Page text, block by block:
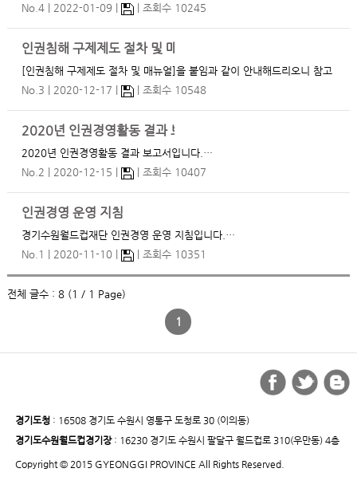
No.4
2022-01-09 조회수 10245
인권침해 구제제도 절차 및 매뉴얼
[인권침해 구제제도 절차 및 매뉴얼]을 붙임과 같이 안내해드리오니 참고
하시길 바랍니다. ※ 인권이 침해당했거나 타인이 침해당한 사실을 알
No.3 2020-12-17 조회수 10548
2020년 인권경영활동 결과 보고서
2020년 인권경영활동 결과 보고서입니다.…
No.2
2020-12-15 조회수 10407
인권경영 운영 지침
경기수원월드컵재단 인권경영 운영 지침입니다.…
No.1
2020-11-10 조회수 10351
전체 글수 : 8 (1 / 1 Page)
1
경기도청: 16508 경기도 수원시 영통구 도청로 30 (이의동)
경기도수원월드컵경기장: 16230 경기도 수원시 팔달구 월드컵로 310(우만동) 4층
Copyright © 2015 GYEONGGI PROVINCE All Rights Reserved.